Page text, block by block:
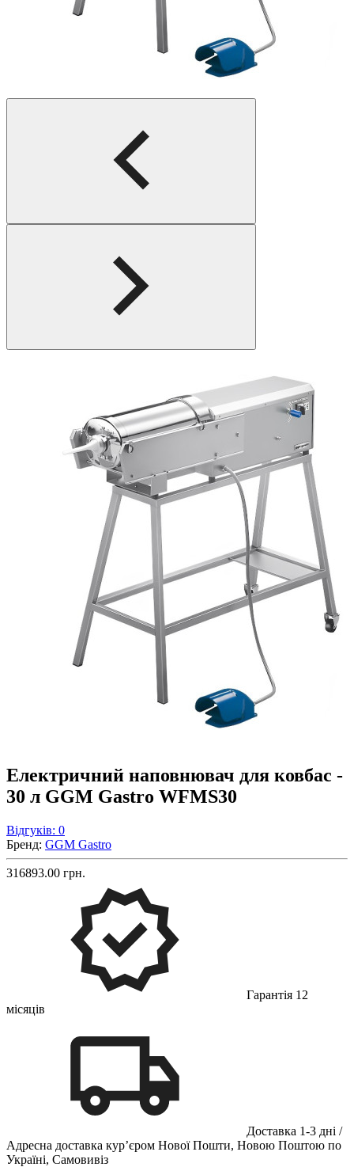
Електричний наповнювач для ковбас -
30 л GGM Gastro WFMS30
Відгуків: 0
Бренд: GGM Gastro
316893.00 грн.
Гарантія 12
місяців
Доставка 1-3 дні /
Адресна доставка кур’єром Нової Пошти, Новою Поштою по
Україні, Самовивіз